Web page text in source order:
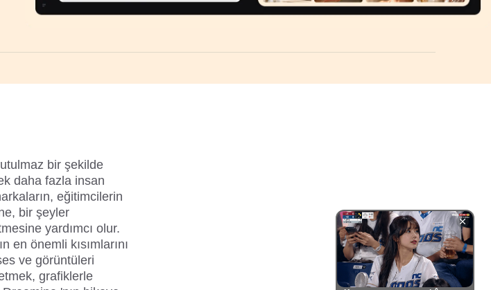
bir şekilde
daha fazla insan
eğitimcilerin
bir şeyler
yardımcı olur.
önemli kısımlarını
ve görüntüleri
grafiklerle